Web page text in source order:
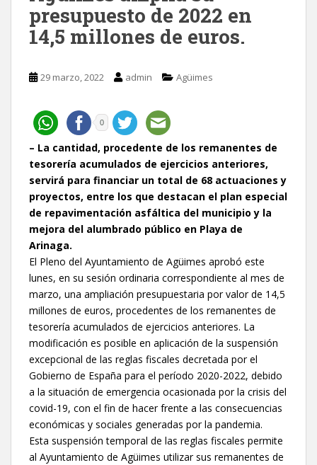
presupuesto de 2022 en
14,5 millones de euros.
29 marzo, 2022 admin Agüimes
0
– La cantidad, procedente de los remanentes de
tesorería acumulados de ejercicios anteriores,
servirá para financiar un total de 68 actuaciones y
proyectos, entre los que destacan el plan especial
de repavimentación asfáltica del municipio y la
mejora del alumbrado público en Playa de
Arinaga.
El Pleno del Ayuntamiento de Agüimes aprobó este
lunes, en su sesión ordinaria correspondiente al mes de
marzo, una ampliación presupuestaria por valor de 14,5
millones de euros, procedentes de los remanentes de
tesorería acumulados de ejercicios anteriores. La
modificación es posible en aplicación de la suspensión
excepcional de las reglas fiscales decretada por el
Gobierno de España para el período 2020-2022, debido
a la situación de emergencia ocasionada por la crisis del
covid-19, con el fin de hacer frente a las consecuencias
económicas y sociales generadas por la pandemia.
Esta suspensión temporal de las reglas fiscales permite
al Ayuntamiento de Agüimes utilizar sus remanentes de